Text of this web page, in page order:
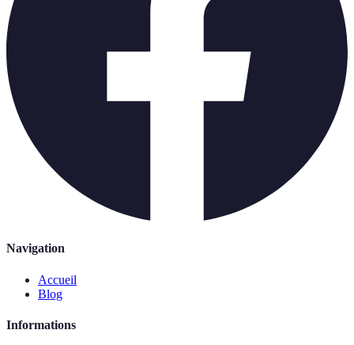
Navigation
Accueil
Blog
Informations